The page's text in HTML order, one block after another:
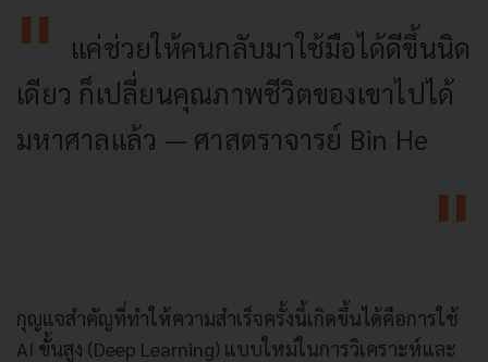
แค่ช่วยให้คนกลับมาใช้มือได้ดีขึ้นนิด
เดียว ก็เปลี่ยนคุณภาพชีวิตของเขาไปได้
มหาศาลแล้ว — ศาสตราจารย์ Bin He
กุญแจสำคัญที่ทำให้ความสำเร็จครั้งนี้เกิดขึ้นได้คือการใช้
AI ขั้นสูง (Deep Learning) แบบใหม่ในการวิเคราะห์และ